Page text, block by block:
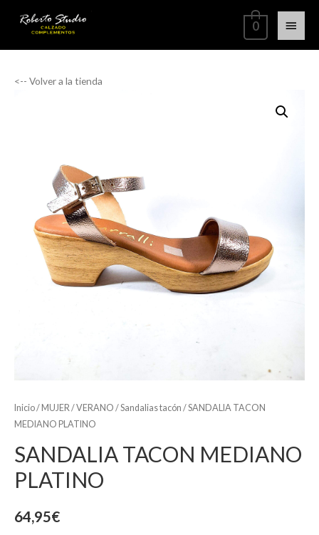
0
<-- Volver a la tienda
Inicio/ MUJER /VERANO /Sandalias tacón / SANDALIA TACON
MEDIANO PLATINO
SANDALIA TACON MEDIANO
PLATINO
64,95€